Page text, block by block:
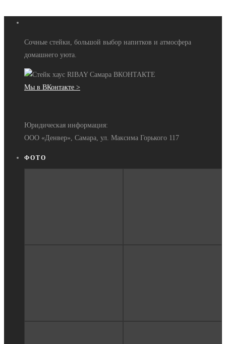
Сочные стейки, большой выбор напитков и атмосфера
домашнего уюта.
Мы в ВКонтакте >
Юридическая информация:
ООО «Денвер», Самара, ул. Максима Горького 117
ФОТО